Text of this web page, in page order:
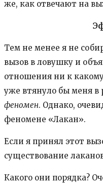
же, как отвечают на
Тем не менее я не
вызов в ловушку и
отношения ни к
уже втянуло бы меня в
феномен. Однако,
феномене «Лакан».
Если я принял этот
существование
Какого они порядка?